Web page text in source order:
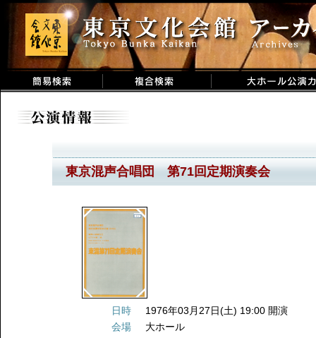
東京混声合唱団 第71回定期演奏会
日時
1976年03月27日(土) 19:00 開演
会場
大ホール